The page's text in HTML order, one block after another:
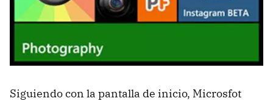
Siguiendo con la pantalla de inicio, Microsfot